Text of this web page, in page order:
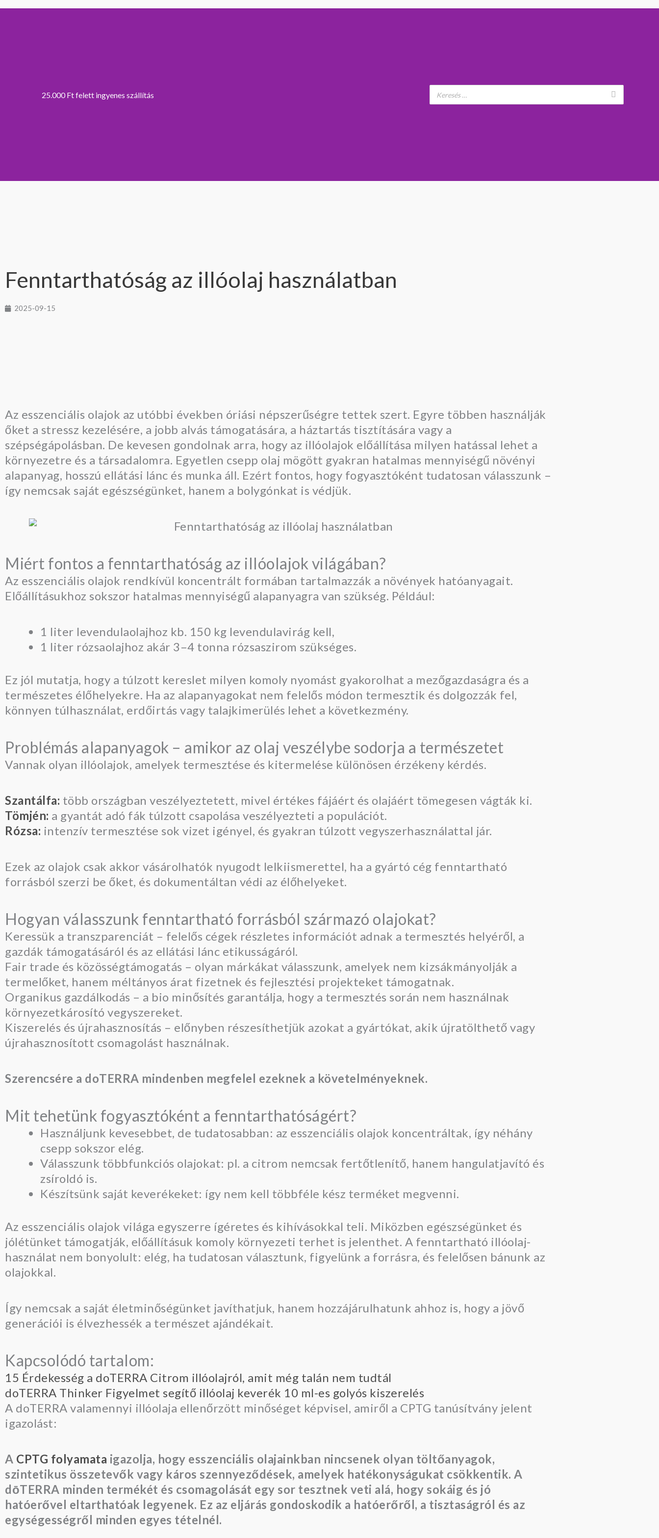
25.000 Ft felett ingyenes szállítás
Fenntarthatóság az illóolaj használatban
2025-09-15
Az esszenciális olajok az utóbbi években óriási népszerűségre tettek szert. Egyre többen használják
őket a stressz kezelésére, a jobb alvás támogatására, a háztartás tisztítására vagy a
szépségápolásban. De kevesen gondolnak arra, hogy az illóolajok előállítása milyen hatással lehet a
környezetre és a társadalomra. Egyetlen csepp olaj mögött gyakran hatalmas mennyiségű növényi
alapanyag, hosszú ellátási lánc és munka áll. Ezért fontos, hogy fogyasztóként tudatosan válasszunk –
így nemcsak saját egészségünket, hanem a bolygónkat is védjük.
Miért fontos a fenntarthatóság az illóolajok világában?
Az esszenciális olajok rendkívül koncentrált formában tartalmazzák a növények hatóanyagait.
Előállításukhoz sokszor hatalmas mennyiségű alapanyagra van szükség. Például:
1 liter levendulaolajhoz kb. 150 kg levendulavirág kell,
1 liter rózsaolajhoz akár 3–4 tonna rózsaszirom szükséges.
Ez jól mutatja, hogy a túlzott kereslet milyen komoly nyomást gyakorolhat a mezőgazdaságra és a
természetes élőhelyekre. Ha az alapanyagokat nem felelős módon termesztik és dolgozzák fel,
könnyen túlhasználat, erdőirtás vagy talajkimerülés lehet a következmény.
Problémás alapanyagok – amikor az olaj veszélybe sodorja a természetet
Vannak olyan illóolajok, amelyek termesztése és kitermelése különösen érzékeny kérdés.
Szantálfa: több országban veszélyeztetett, mivel értékes fájáért és olajáért tömegesen vágták ki.
Tömjén: a gyantát adó fák túlzott csapolása veszélyezteti a populációt.
Rózsa: intenzív termesztése sok vizet igényel, és gyakran túlzott vegyszerhasználattal jár.
Ezek az olajok csak akkor vásárolhatók nyugodt lelkiismerettel, ha a gyártó cég fenntartható
forrásból szerzi be őket, és dokumentáltan védi az élőhelyeket.
Hogyan válasszunk fenntartható forrásból származó olajokat?
Keressük a transzparenciát – felelős cégek részletes információt adnak a termesztés helyéről, a
gazdák támogatásáról és az ellátási lánc etikusságáról.
Fair trade és közösségtámogatás – olyan márkákat válasszunk, amelyek nem kizsákmányolják a
termelőket, hanem méltányos árat fizetnek és fejlesztési projekteket támogatnak.
Organikus gazdálkodás – a bio minősítés garantálja, hogy a termesztés során nem használnak
környezetkárosító vegyszereket.
Kiszerelés és újrahasznosítás – előnyben részesíthetjük azokat a gyártókat, akik újratölthető vagy
újrahasznosított csomagolást használnak.
Szerencsére a doTERRA mindenben megfelel ezeknek a követelményeknek.
Mit tehetünk fogyasztóként a fenntarthatóságért?
Használjunk kevesebbet, de tudatosabban: az esszenciális olajok koncentráltak, így néhány
csepp sokszor elég.
Válasszunk többfunkciós olajokat: pl. a citrom nemcsak fertőtlenítő, hanem hangulatjavító és
zsíroldó is.
Készítsünk saját keverékeket: így nem kell többféle kész terméket megvenni.
Az esszenciális olajok világa egyszerre ígéretes és kihívásokkal teli. Miközben egészségünket és
jólétünket támogatják, előállításuk komoly környezeti terhet is jelenthet. A fenntartható illóolaj-
használat nem bonyolult: elég, ha tudatosan választunk, figyelünk a forrásra, és felelősen bánunk az
olajokkal.
Így nemcsak a saját életminőségünket javíthatjuk, hanem hozzájárulhatunk ahhoz is, hogy a jövő
generációi is élvezhessék a természet ajándékait.
Kapcsolódó tartalom:
15 Érdekesség a doTERRA Citrom illóolajról, amit még talán nem tudtál
doTERRA Thinker Figyelmet segítő illóolaj keverék 10 ml-es golyós kiszerelés
A doTERRA valamennyi illóolaja ellenőrzött minőséget képvisel, amiről a CPTG tanúsítvány jelent
igazolást:
A CPTG folyamata igazolja, hogy esszenciális olajainkban nincsenek olyan töltőanyagok,
szintetikus összetevők vagy káros szennyeződések, amelyek hatékonyságukat csökkentik. A
dōTERRA minden termékét és csomagolását egy sor tesztnek veti alá, hogy sokáig és jó
hatóerővel eltarthatóak legyenek. Ez az eljárás gondoskodik a hatóerőről, a tisztaságról és az
egységességről minden egyes tételnél.